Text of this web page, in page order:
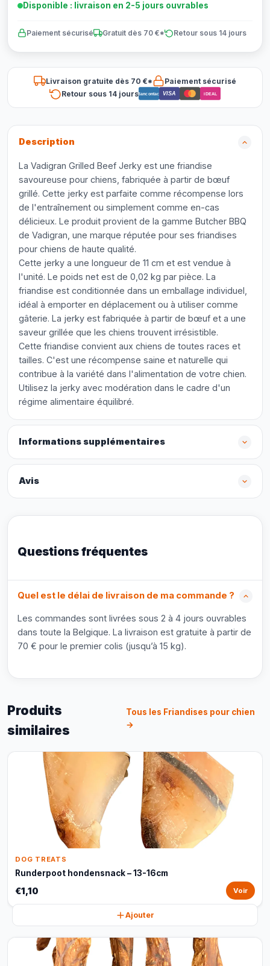
Disponible : livraison en 2-5 jours ouvrables
Paiement sécurisé Gratuit dès 70 €* Retour sous 14 jours
Livraison gratuite dès 70 €*
Paiement sécurisé
Retour sous 14 joursBancontact VISA iDEAL
Description
La Vadigran Grilled Beef Jerky est une friandise
savoureuse pour chiens, fabriquée à partir de bœuf
grillé. Cette jerky est parfaite comme récompense lors
de l'entraînement ou simplement comme en-cas
délicieux. Le produit provient de la gamme Butcher BBQ
de Vadigran, une marque réputée pour ses friandises
pour chiens de haute qualité.
Cette jerky a une longueur de 11 cm et est vendue à
l'unité. Le poids net est de 0,02 kg par pièce. La
friandise est conditionnée dans un emballage individuel,
idéal à emporter en déplacement ou à utiliser comme
gâterie. La jerky est fabriquée à partir de bœuf et a une
saveur grillée que les chiens trouvent irrésistible.
Cette friandise convient aux chiens de toutes races et
tailles. C'est une récompense saine et naturelle qui
contribue à la variété dans l'alimentation de votre chien.
Utilisez la jerky avec modération dans le cadre d'un
régime alimentaire équilibré.
Informations supplémentaires
Avis
Questions fréquentes
Quel est le délai de livraison de ma commande ?
Les commandes sont livrées sous 2 à 4 jours ouvrables
dans toute la Belgique. La livraison est gratuite à partir de
70 € pour le premier colis (jusqu’à 15 kg).
Produits
similaires
Tous les Friandises pour chien
→
DOG TREATS
Runderpoot hondensnack – 13-16cm
€1,10 Voir
Ajouter